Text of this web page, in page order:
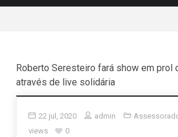
Roberto Seresteiro fará show em prol
através de live solidária
22 jul, 2020 admin
views
0